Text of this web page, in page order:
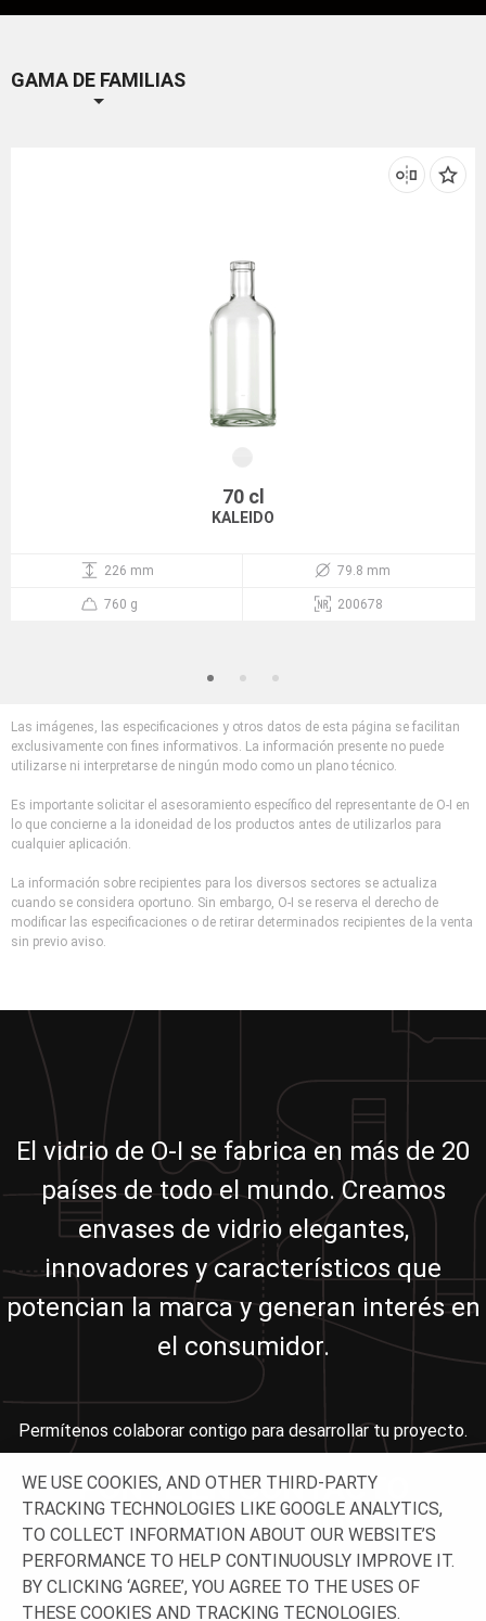
GAMA DE FAMILIAS
70 cl
KALEIDO
226 mm 79.8 mm
760 g 200678
Las imágenes, las especificaciones y otros datos de esta página se facilitan
exclusivamente con fines informativos. La información presente no puede
utilizarse ni interpretarse de ningún modo como un plano técnico.
Es importante solicitar el asesoramiento específico del representante de O-I en
lo que concierne a la idoneidad de los productos antes de utilizarlos para
cualquier aplicación.
La información sobre recipientes para los diversos sectores se actualiza
cuando se considera oportuno. Sin embargo, O-I se reserva el derecho de
modificar las especificaciones o de retirar determinados recipientes de la venta
sin previo aviso.
El vidrio de O-I se fabrica en más de 20
países de todo el mundo. Creamos
envases de vidrio elegantes,
innovadores y característicos que
potencian la marca y generan interés en
el consumidor.
Permítenos colaborar contigo para desarrollar tu proyecto.
PONTE EN CONTACTO
CON NOSOTROS
WE USE COOKIES, AND OTHER THIRD-PARTY
TRACKING TECHNOLOGIES LIKE GOOGLE ANALYTICS,
TO COLLECT INFORMATION ABOUT OUR WEBSITE’S
PERFORMANCE TO HELP CONTINUOUSLY IMPROVE IT.
BY CLICKING ‘AGREE’, YOU AGREE TO THE USES OF
THESE COOKIES AND TRACKING TECNOLOGIES.